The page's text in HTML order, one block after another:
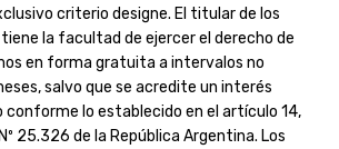
criterio designe. El titular de los
la facultad de ejercer el derecho de
en forma gratuita a intervalos no
salvo que se acredite un interés
lo establecido en el artículo 14,
25.326 de la República Argentina. Los